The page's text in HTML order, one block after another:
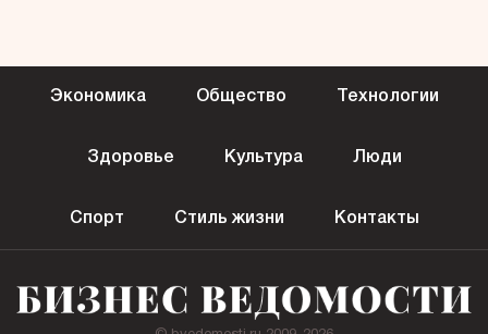
Экономика Общество Технологии
Здоровье Культура Люди
Спорт Стиль жизни Контакты